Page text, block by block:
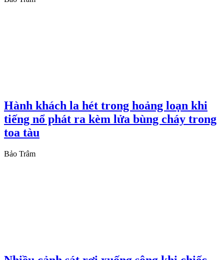
Hành khách la hét trong hoảng loạn khi
tiếng nổ phát ra kèm lửa bùng cháy trong
toa tàu
Bảo Trâm